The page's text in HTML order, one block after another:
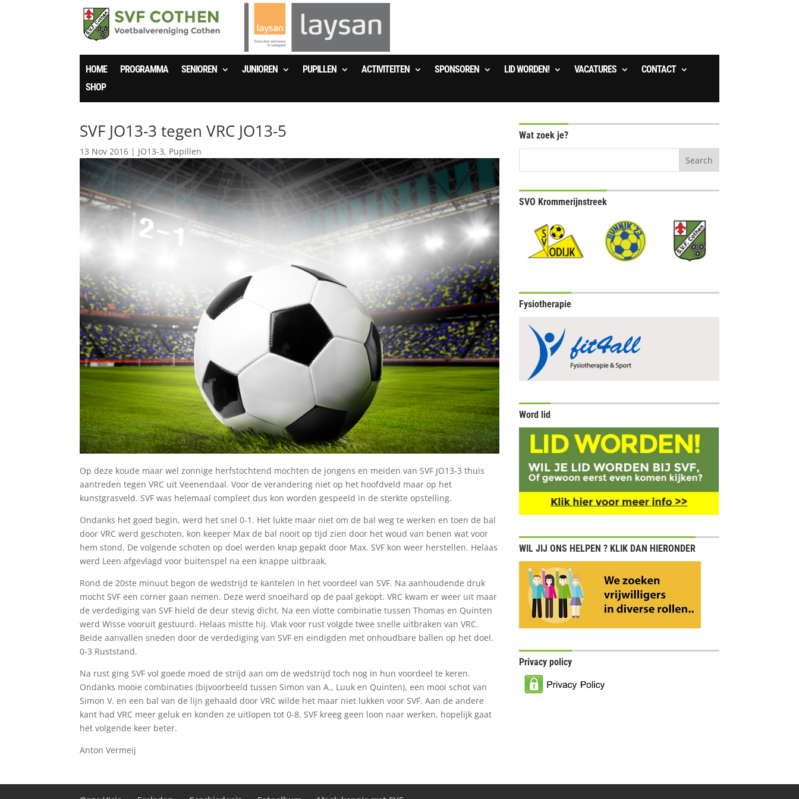
HOME PROGRAMMA SENIOREN JUNIOREN PUPILLEN ACTIVITEITEN SPONSOREN LID WORDEN! VACATURES
CONTACT
SHOP
SVF JO13-3 tegen VRC JO13-5
13 Nov 2016 | JO13-3, Pupillen
Op deze koude maar wel zonnige herfstochtend mochten de jongens en meiden van SVF JO13-3 thuis
aantreden tegen VRC uit Veenendaal. Voor de verandering niet op het hoofdveld maar op het
kunstgrasveld. SVF was helemaal compleet dus kon worden gespeeld in de sterkte opstelling.
Ondanks het goed begin, werd het snel 0-1. Het lukte maar niet om de bal weg te werken en toen de bal
door VRC werd geschoten, kon keeper Max de bal nooit op tijd zien door het woud van benen wat voor
hem stond. De volgende schoten op doel werden knap gepakt door Max. SVF kon weer herstellen. Helaas
werd Leen afgevlagd voor buitenspel na een knappe uitbraak.
Rond de 20ste minuut begon de wedstrijd te kantelen in het voordeel van SVF. Na aanhoudende druk
mocht SVF een corner gaan nemen. Deze werd snoeihard op de paal gekopt. VRC kwam er weer uit maar
de verdediging van SVF hield de deur stevig dicht. Na een vlotte combinatie tussen Thomas en Quinten
werd Wisse vooruit gestuurd. Helaas mistte hij. Vlak voor rust volgde twee snelle uitbraken van VRC.
Beide aanvallen sneden door de verdediging van SVF en eindigden met onhoudbare ballen op het doel.
0-3 Ruststand.
Na rust ging SVF vol goede moed de strijd aan om de wedstrijd toch nog in hun voordeel te keren.
Ondanks mooie combinaties (bijvoorbeeld tussen Simon van A., Luuk en Quinten), een mooi schot van
Simon V. en een bal van de lijn gehaald door VRC wilde het maar niet lukken voor SVF. Aan de andere
kant had VRC meer geluk en konden ze uitlopen tot 0-8. SVF kreeg geen loon naar werken, hopelijk gaat
het volgende keer beter.
Anton Vermeij
Wat zoek je?
SVO Krommerijnstreek
Fysiotherapie
Word lid
WIL JIJ ONS HELPEN ? KLIK DAN HIERONDER
Privacy policy